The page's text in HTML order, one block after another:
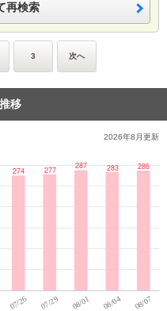
再検索
3 次へ
移
2026年8月更新